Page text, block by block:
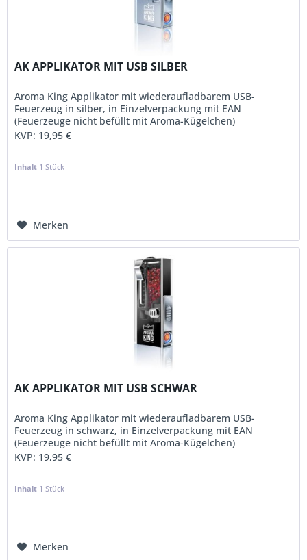
AK APPLIKATOR MIT USB SILBER
Aroma King Applikator mit wiederaufladbarem USB-
Feuerzeug in silber, in Einzelverpackung mit EAN
(Feuerzeuge nicht befüllt mit Aroma-Kügelchen)
KVP: 19,95 €
Inhalt 1 Stück
Merken
AK APPLIKATOR MIT USB SCHWAR
Aroma King Applikator mit wiederaufladbarem USB-
Feuerzeug in schwarz, in Einzelverpackung mit EAN
(Feuerzeuge nicht befüllt mit Aroma-Kügelchen)
KVP: 19,95 €
Inhalt 1 Stück
Merken